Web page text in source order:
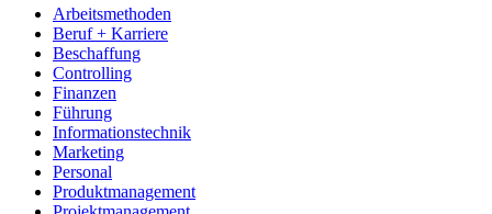
Arbeitsmethoden
Beruf + Karriere
Beschaffung
Controlling
Finanzen
Führung
Informationstechnik
Marketing
Personal
Produktmanagement